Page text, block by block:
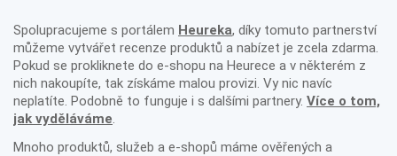
Spolupracujeme s portálem Heureka, díky tomuto partnerství
můžeme vytvářet recenze produktů a nabízet je zcela zdarma.
Pokud se prokliknete do e-shopu na Heurece a v některém z
nich nakoupíte, tak získáme malou provizi. Vy nic navíc
neplatíte. Podobně to funguje i s dalšími partnery. Více o tom,
jak vyděláváme.
Mnoho produktů, služeb a e-shopů máme ověřených a